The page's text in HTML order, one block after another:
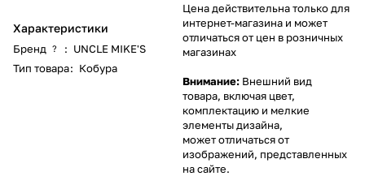
Характеристики
Бренд ? : UNCLE MIKE'S
Тип товара: Кобура
Цена действительна только для
интернет-магазина и может
отличаться от цен в розничных
магазинах
Внимание: Внешний вид
товара, включая цвет,
комплектацию и мелкие
элементы дизайна,
может отличаться от
изображений, представленных
на сайте.